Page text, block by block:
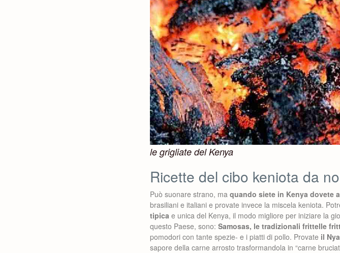
le grigliate del Kenya
Ricette del cibo keniota da
Può suonare strano, ma quando siete in Kenya dovete
brasiliani e italiani e provate invece la miscela keniota.
tipica e unica del Kenya, il modo migliore per iniziare la
questo Paese, sono: Samosas, le tradizionali frittelle
pomodori con tante spezie- e i piatti di pollo. Provate il
sapore della carne arrosto trasformandola in “carne